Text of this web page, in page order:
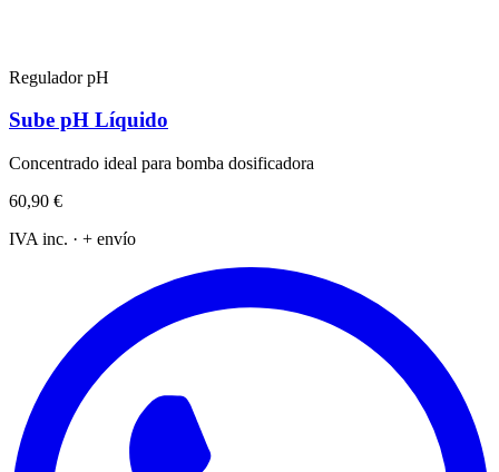
Regulador pH
Sube pH Líquido
Concentrado ideal para bomba dosificadora
60,90 €
IVA inc. · + envío